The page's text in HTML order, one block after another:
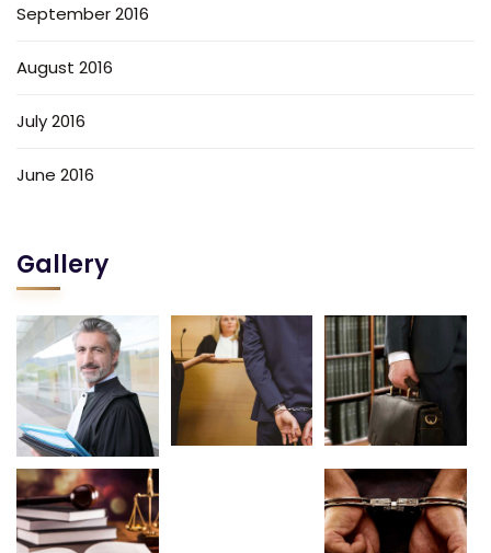
September 2016
August 2016
July 2016
June 2016
Gallery